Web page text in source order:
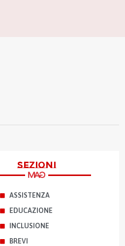
sezioni
ASSISTENZA
EDUCAZIONE
INCLUSIONE
BREVI